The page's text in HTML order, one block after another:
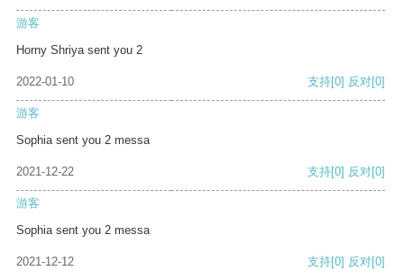
游客
Horny Shriya sent you 2
2022-01-10 支持[0] 反对[0]
游客
Sophia sent you 2 messa
2021-12-22 支持[0] 反对[0]
游客
Sophia sent you 2 messa
2021-12-12 支持[0] 反对[0]